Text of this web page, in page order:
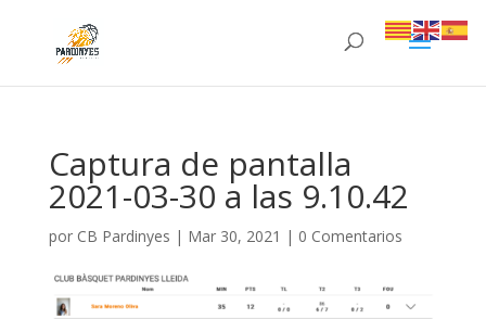
Captura de pantalla
2021-03-30 a las 9.10.42
por CB Pardinyes | Mar 30, 2021 | 0 Comentarios